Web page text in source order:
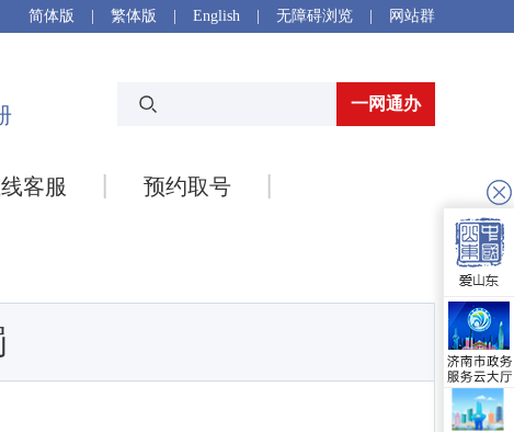
简体版 繁体版 English 无障碍浏览 网站群
一网通办
客服 预约取号